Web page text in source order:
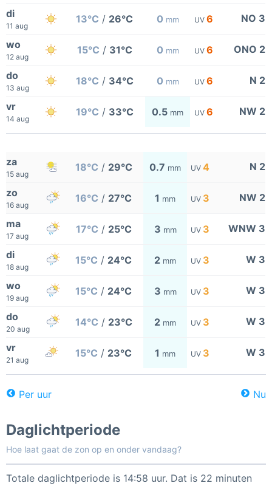
di
11 aug
13°C / 26°C 0 mm UV 6 NO 3
wo
12 aug
15°C / 31°C 0 mm UV 6 ONO 2
do
13 aug
18°C / 34°C 0 mm UV 6 N 2
vr
14 aug
19°C / 33°C 0.5 mm UV 6 NW 2
za
15 aug
18°C / 29°C 0.7 mm UV 4 N 2
zo
16 aug
16°C / 27°C 1 mm UV 3 NW 2
ma
17 aug
17°C / 25°C 3 mm UV 3 WNW 3
di
18 aug
15°C / 24°C 2 mm UV 3 W 3
wo
19 aug
15°C / 24°C 3 mm UV 3 W 3
do
20 aug
14°C / 23°C 2 mm UV 3 W 3
vr
21 aug
15°C / 23°C 1 mm UV 3 W 3
Per uur Nu
Daglichtperiode
Hoe laat gaat de zon op en onder vandaag?
Totale daglichtperiode is 14:58 uur. Dat is 22 minuten